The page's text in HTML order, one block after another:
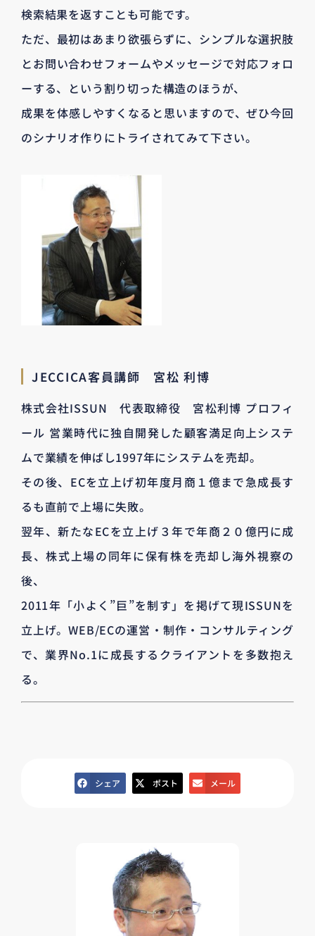
検索結果を返すことも可能です。
ただ、最初はあまり欲張らずに、シンプルな選択肢
とお問い合わせフォームやメッセージで対応フォロ
ーする、という割り切った構造のほうが、
成果を体感しやすくなると思いますので、ぜひ今回
のシナリオ作りにトライされてみて下さい。
JECCICA客員講師 宮松 利博
株式会社ISSUN 代表取締役 宮松利博 プロフィ
ール 営業時代に独自開発した顧客満足向上システ
ムで業績を伸ばし1997年にシステムを売却。
その後、ECを立上げ初年度月商１億まで急成長す
るも直前で上場に失敗。
翌年、新たなECを立上げ３年で年商２０億円に成
長、株式上場の同年に保有株を売却し海外視察の
後、
2011年「小よく”巨”を制す」を掲げて現ISSUNを
立上げ。WEB/ECの運営・制作・コンサルティング
で、業界No.1に成長するクライアントを多数抱え
る。
シェア ポスト メール